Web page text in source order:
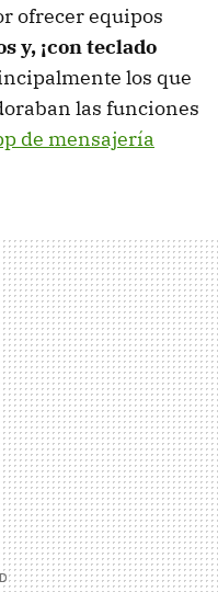
ofrecer equipos
y, ¡con teclado
los que
las funciones
de mensajería